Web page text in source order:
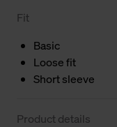
Fit
Basic
Loose fit
Short sleeve
Product details